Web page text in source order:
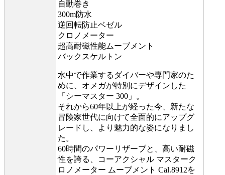
自動巻き
300m防水
逆回転防止ベゼル
クロノメーター
超高耐磁性能ムーブメント
バックスケルトン
水中で作業するダイバーや専門家のた
めに、オメガが特別にデザインした
「シーマスター 300」。
それから60年以上が経った今、新たな
冒険家世代に向けて全面的にアップグ
レードし、より魅力的な姿になりまし
た。
60時間のパワーリザーブと、高い耐磁
性を誇る、コーアクシャル マスターク
ロノメーター ムーブメント Cal.8912を